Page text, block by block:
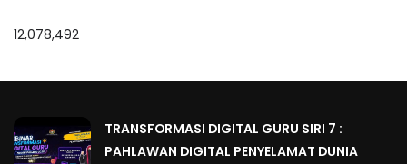
12,078,492
TRANSFORMASI DIGITAL GURU SIRI 7 :
PAHLAWAN DIGITAL PENYELAMAT DUNIA